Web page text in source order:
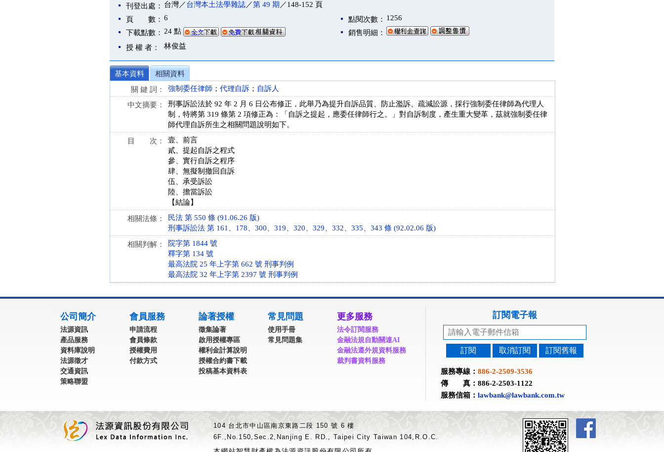
刊登出處： 台灣／台灣本土法學雜誌／第 49 期 ／148-152 頁
頁 數： 6 點閱次數： 1256
下載點數： 24 點
銷售明細：
授 權 者：
林俊益
基本資料
相關資料
關 鍵 詞：
強制委任律師 ； 代理自訴 ； 自訴人
中文摘要：
刑事訴訟法於 92 年 2 月 6 日公布修正，此舉乃為提升自訴品質、防止濫訴、疏減訟源，採行強制委任律師為代理人
制，特將第 319 條第 2 項修正為：「自訴之提起，應委任律師行之。」對自訴制度，產生重大變革，茲就強制委任律
師代理自訴所生之相關問題說明如下。
目 次：
壹、前言
貳、提起自訴之程式
參、實行自訴之程序
肆、無擬制撤回自訴
伍、承受訴訟
陸、擔當訴訟
【結論】
相關法條：
民法 第 550 條 (91.06.26 版)
刑事訴訟法 第 161、178、300、319、320、329、332、335、343 條 (92.02.06 版)
相關判解：
院字第 1844 號
釋字第 134 號
最高法院 25 年上字第 662 號 刑事判例
最高法院 32 年上字第 2397 號 刑事判例
公司簡介
法源資訊
產品服務
資料庫說明
法源徵才
交通資訊
策略聯盟
會員服務
申請流程
會員條款
授權費用
付款方式
論著授權
徵集論著
啟用授權專區
權利金計算說明
授權合約書下載
投稿基本資料表
常見問題
使用手冊
常見問題集
更多服務
法令訂閱服務
金融法規自動關連AI
金融法遵外規資料服務
裁判書資料服務
訂閱電子報
訂閱 取消訂閱 訂閱舊報
服務專線： 886-2-2509-3536
傳 真：886-2-2503-1122
服務信箱： lawbank@lawbank.com.tw
104 台北市中山區南京東路二段 150 號 6 樓
6F.,No.150,Sec.2,Nanjing E. RD., Taipei City Taiwan 104,R.O.C.